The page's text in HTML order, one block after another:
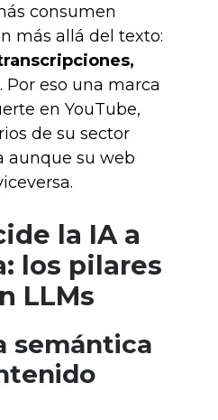
consumen
más allá del texto:
. Por eso una marca
en YouTube,
de su sector
aunque su web
la IA a
los pilares
LLMs
semántica